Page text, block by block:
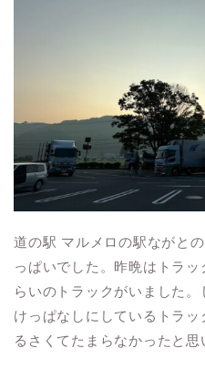
道の駅 マルメロの駅ながと
っぱいでした。昨晩はトラ
らいのトラックがいました
けっぱなしにしているトラ
るさくてたまらなかったと思